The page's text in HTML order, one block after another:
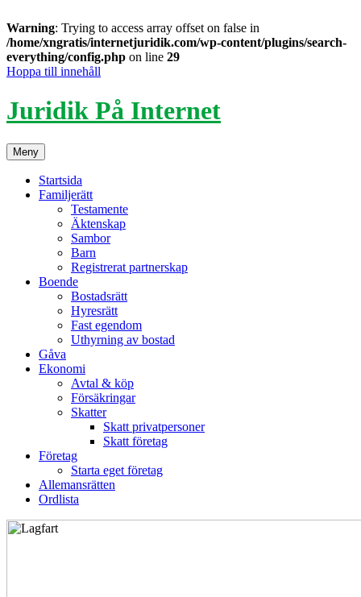
Warning: Trying to access array offset on false in
/home/xngratis/internetjuridik.com/wp-content/plugins/search-
everything/config.php on line 29
Hoppa till innehåll
Juridik På Internet
Meny
Startsida
Familjerätt
Testamente
Äktenskap
Sambor
Barn
Registrerat partnerskap
Boende
Bostadsrätt
Hyresrätt
Fast egendom
Uthyrning av bostad
Gåva
Ekonomi
Avtal & köp
Försäkringar
Skatter
Skatt privatpersoner
Skatt företag
Företag
Starta eget företag
Allemansrätten
Ordlista